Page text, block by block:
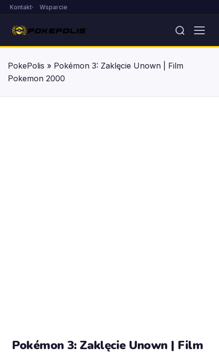
Kontakt Wsparcie
PokePolis » Pokémon 3: Zaklęcie Unown | Film
Pokemon 2000
Pokémon 3: Zaklęcie Unown | Film